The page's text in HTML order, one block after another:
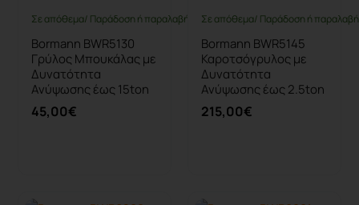
Σε απόθεμα/ Παράδοση ή παραλαβή έως 10 ημέρες
Bormann BWR5130
Γρύλος Μπουκάλας με
Δυνατότητα
Ανύψωσης έως 15ton
45,00€
Σε απόθεμα/ Παράδοση ή
Bormann BWR5145
Καροτσόγρυλος με
Δυνατότητα
Ανύψωσης έως 2.5ton
215,00€